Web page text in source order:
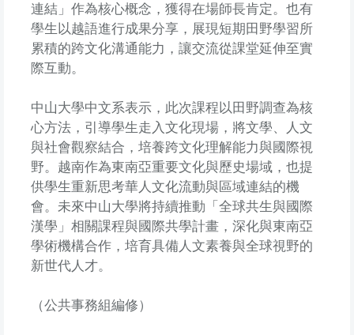
連結」作為核心概念，獲得在場師長肯定。也有
學生以越語進行成果分享，展現短期田野學習所
累積的跨文化溝通能力，讓交流從課堂延伸至實
際互動。
中山大學中文系表示，此次課程以田野調查為核
心方法，引導學生走入文化現場，將文學、人文
與社會觀察結合，培養跨文化理解能力與國際視
野。越南作為東南亞重要文化與歷史場域，也提
供學生重新思考華人文化流動與區域連結的機
會。未來中山大學將持續推動「全球共生與國際
漢學」相關課程與國際共學計畫，深化與東南亞
學術機構合作，培育具備人文素養與全球視野的
新世代人才。
（公共事務組編修）